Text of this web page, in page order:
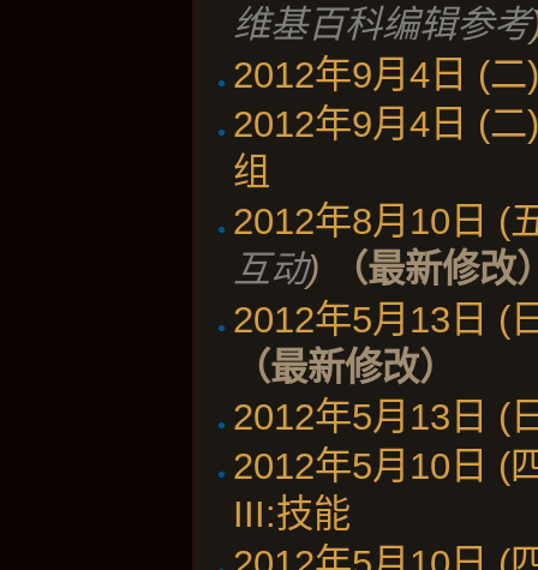
维基百科编辑参考
2012年9月4日 (二
2012年9月4日 (二
组
2012年8月10日 (
互动)
（最新修改
2012年5月13日 (
（最新修改）
2012年5月13日 (
2012年5月10日 (
III:技能